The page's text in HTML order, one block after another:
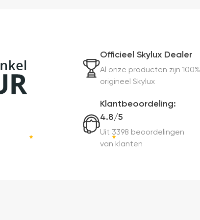
Officieel Skylux Dealer
Al onze producten zijn 100%
origineel Skylux
Klantbeoordeling:
4.8/5
Uit 3398 beoordelingen
van klanten